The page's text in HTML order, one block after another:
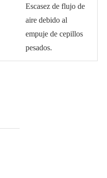
Escasez de flujo de
aire debido al
empuje de cepillos
pesados.